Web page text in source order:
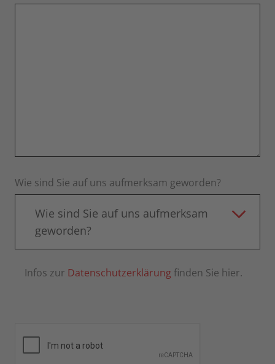
Wie sind Sie auf uns aufmerksam geworden?
Wie sind Sie auf uns aufmerksam
geworden?
Infos zur Datenschutzerklärung finden Sie hier.